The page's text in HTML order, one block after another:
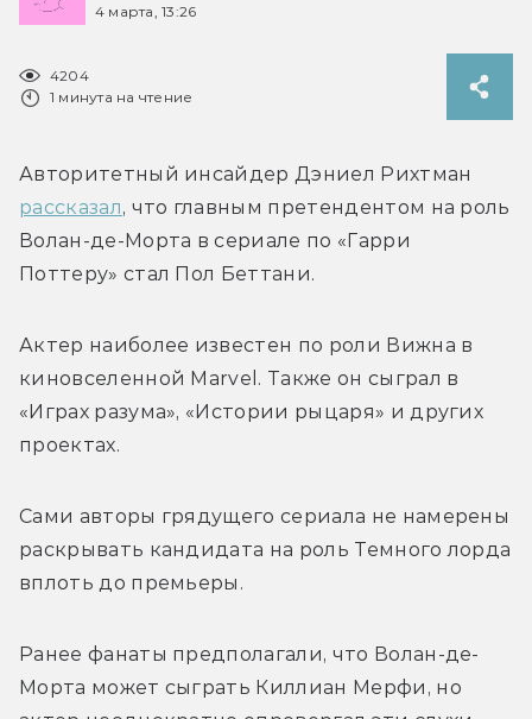
4 марта, 13:26
4204
1 минута на чтение
рассказал, что главным претендентом на роль
Волан-де-Морта в сериале по «Гарри
Поттеру» стал Пол Беттани.
Актер наиболее известен по роли Вижна в
киновселенной Marvel. Также он сыграл в
«Играх разума», «Истории рыцаря» и других
проектах.
Сами авторы грядущего сериала не намерены
раскрывать кандидата на роль Темного лорда
вплоть до премьеры.
Ранее фанаты предполагали, что Волан-де-
Морта может сыграть Киллиан Мерфи, но